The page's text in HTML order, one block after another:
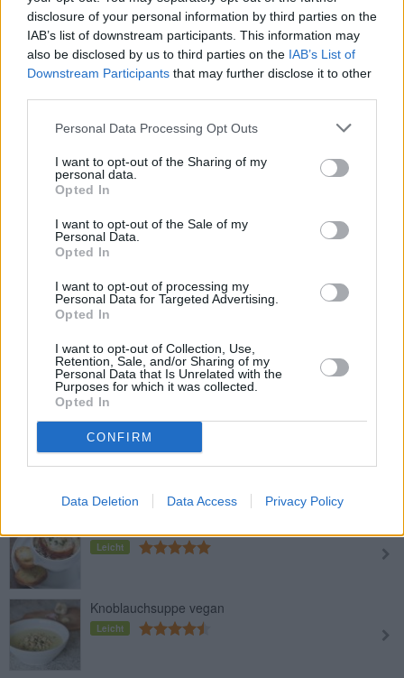
disclosure of your personal information by third parties on the
IAB’s list of downstream participants. This information may
also be disclosed by us to third parties on the IAB’s List of
Downstream Participants that may further disclose it to other
Personal Data Processing Opt Outs
I want to opt-out of the Sharing of my
personal data.
Opted In
I want to opt-out of the Sale of my
Personal Data.
Opted In
I want to opt-out of processing my
Personal Data for Targeted Advertising.
Opted In
I want to opt-out of Collection, Use,
Retention, Sale, and/or Sharing of my
Personal Data that Is Unrelated with the
Purposes for which it was collected.
Opted In
CONFIRM
Data Deletion Data Access Privacy Policy
Tofu Suppe
Leicht
Schnelle Minestrone
Mittel
Schnelle Käsesuppe
Leicht
Kürbis-Kokos-Suppe
Mittel
Obstsuppe
Leicht
Leicht
Knoblauchsuppe vegan
Leicht